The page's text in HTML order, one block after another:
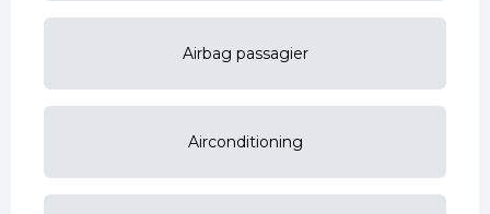
Airbag passagier
Airconditioning